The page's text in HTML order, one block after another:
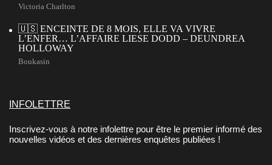
Victoria Charlton
🇺🇸 ENCEINTE DE 8 MOIS, ELLE VA VIVRE
L’ENFER… L’AFFAIRE LIESE DODD – DEUNDREA
HOLLOWAY
Boukasin
INFOLETTRE
Inscrivez-vous à notre infolettre pour être le premier informé des
nouvelles vidéos et des dernières enquêtes publiées !